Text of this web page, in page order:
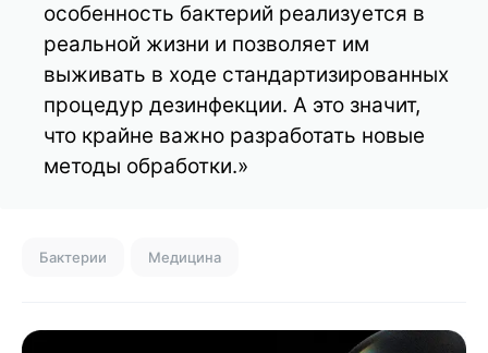
особенность бактерий реализуется в
реальной жизни и позволяет им
выживать в ходе стандартизированных
процедур дезинфекции. А это значит,
что крайне важно разработать новые
методы обработки.»
Бактерии Медицина